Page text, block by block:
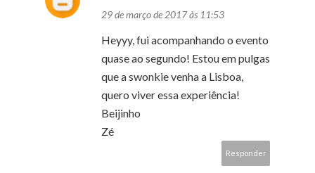
29 de março de 2017 às 11:53
Heyyy, fui acompanhando o evento
quase ao segundo! Estou em pulgas
que a swonkie venha a Lisboa,
quero viver essa experiência!
Beijinho
Zé
Responder